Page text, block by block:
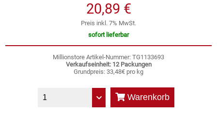
Convenience Obst & Gemüse20,89 €
Preis inkl. 7% MwSt.
sofort lieferbar
Millionstore Artikel-Nummer: TG1133693
Verkaufseinheit: 12 Packungen
Grundpreis: 33,48€ pro kg
Warenkorb